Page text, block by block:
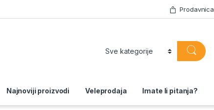
Prodavnica
Najnoviji proizvodi Veleprodaja Imate li pitanja?